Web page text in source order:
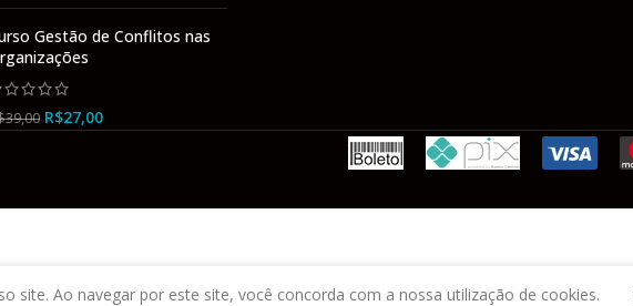
Gestão de Conflitos nas
39,00 R$27,00
site. Ao navegar por este site, você concorda com a nossa utilização de cookies.